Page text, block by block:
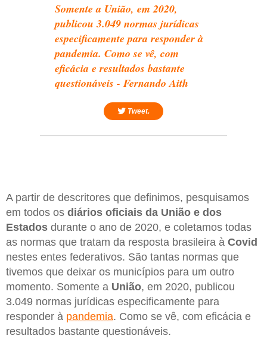
Somente a União, em 2020,
publicou 3.049 normas jurídicas
especificamente para responder à
pandemia. Como se vê, com
eficácia e resultados bastante
questionáveis - Fernando Aith
Tweet.
A partir de descritores que definimos, pesquisamos
em todos os diários oficiais da União e dos
Estados durante o ano de 2020, e coletamos todas
as normas que tratam da resposta brasileira à Covid
nestes entes federativos. São tantas normas que
tivemos que deixar os municípios para um outro
momento. Somente a União, em 2020, publicou
3.049 normas jurídicas especificamente para
responder à pandemia. Como se vê, com eficácia e
resultados bastante questionáveis.